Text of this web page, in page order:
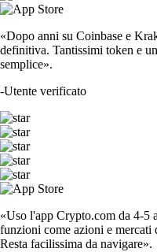
«Dopo anni su Coinbase e
definitiva. Tantissimi token e
semplice».
-Utente verificato
«Uso l'app Crypto.com da 4-5
funzioni come azioni e mercati
Resta facilissima da navigare».